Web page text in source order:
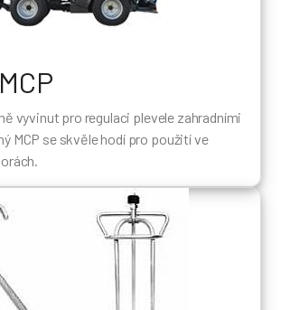
vyvinut pro regulaci plevele zahradními
MCP se skvěle hodí pro použití ve